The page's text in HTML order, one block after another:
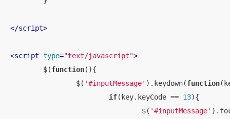
</script>
<script type="text/javascript">
	$(
function( ){
		$(
'#inputMessage' ).keydown(function(
if(key.keyCode == 13){
				$(
'#inputMessage'